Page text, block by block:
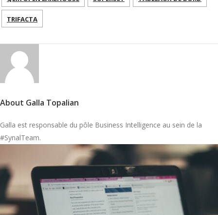
TRIFACTA
About Galla Topalian
Galla est responsable du pôle Business Intelligence au sein de la
#SynalTeam.